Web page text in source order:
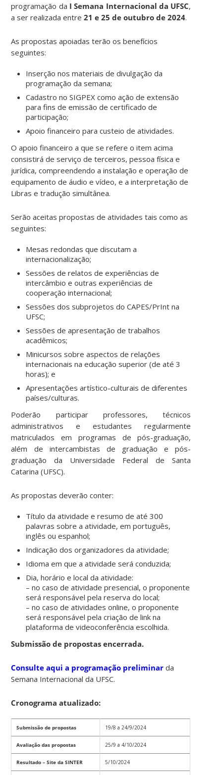
programação da I Semana Internacional da UFSC,
a ser realizada entre21 e 25 de outubro de 2024.
As propostas apoiadas terão os benefícios
seguintes:
Inserção nos materiais de divulgação da
programação da semana;
Cadastro no SIGPEX como ação de extensão
para fins de emissão de certificado de
participação;
Apoio financeiro para custeio de atividades.
O apoio financeiro a que se refere o item acima
consistirá de serviço de terceiros, pessoa física e
jurídica, compreendendo a instalação e operação de
equipamento de áudio e vídeo, e a interpretação de
Libras e tradução simultânea.
Serão aceitas propostas de atividades tais como as
seguintes:
Mesas redondas que discutam a
internacionalização;
Sessões de relatos de experiências de
intercâmbio e outras experiências de
cooperação internacional;
Sessões dos subprojetos do CAPES/PrInt na
UFSC;
Sessões de apresentação de trabalhos
acadêmicos;
Minicursos sobre aspectos de relações
internacionais na educação superior (de até 3
horas); e
Apresentações artístico-culturais de diferentes
países/culturas.
Poderão participar professores, técnicos
administrativos e estudantes regularmente
matriculados em programas de pós-graduação,
além de intercambistas de graduação e pós-
graduação da Universidade Federal de Santa
Catarina (UFSC).
As propostas deverão conter:
Título da atividade e resumo de até 300
palavras sobre a atividade, em português,
inglês ou espanhol;
Indicação dos organizadores da atividade;
Idioma em que a atividade será conduzida;
Dia, horário e local da atividade:
– no caso de atividade presencial, o proponente
será responsável pela reserva do local;
– no caso de atividades online, o proponente
será responsável pela criação de link na
plataforma de videoconferência escolhida.
Submissão de propostas encerrada.
Consulte aqui a programação preliminar da
Semana Internacional da UFSC.
Cronograma atualizado:
Submissão de propostas 19/8 a 24/9/2024
Avaliação das propostas 25/9 a 4/10/2024
Resultado – Site da SINTER 5/10/2024